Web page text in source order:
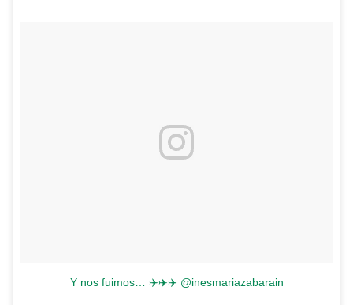
Y nos fuimos… ✈️✈️✈️ @inesmariazabarain